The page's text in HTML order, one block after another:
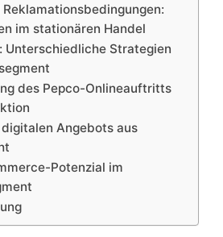
im stationären Handel
Unterschiedliche Strategien
des Pepco-Onlineauftritts
Angebots aus
Potenzial im